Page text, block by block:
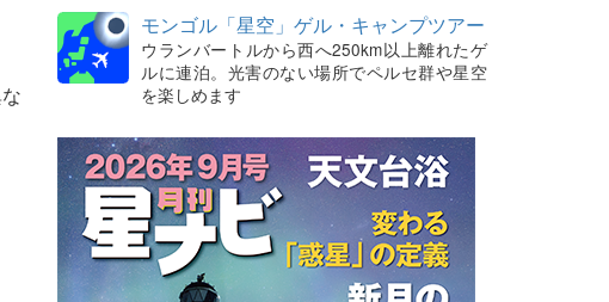
モンゴル「星空」ゲル・キャンプツアー
ウランバートルから西へ250km以上離れたゲ
ルに連泊。光害のない場所でペルセ群や星空
を楽しめます